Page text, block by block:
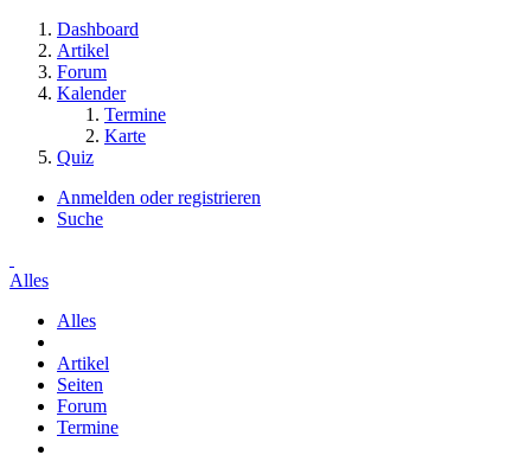
Dashboard
Artikel
Forum
Kalender
Termine
Karte
Quiz
Anmelden oder registrieren
Suche
Alles
Alles
Artikel
Seiten
Forum
Termine